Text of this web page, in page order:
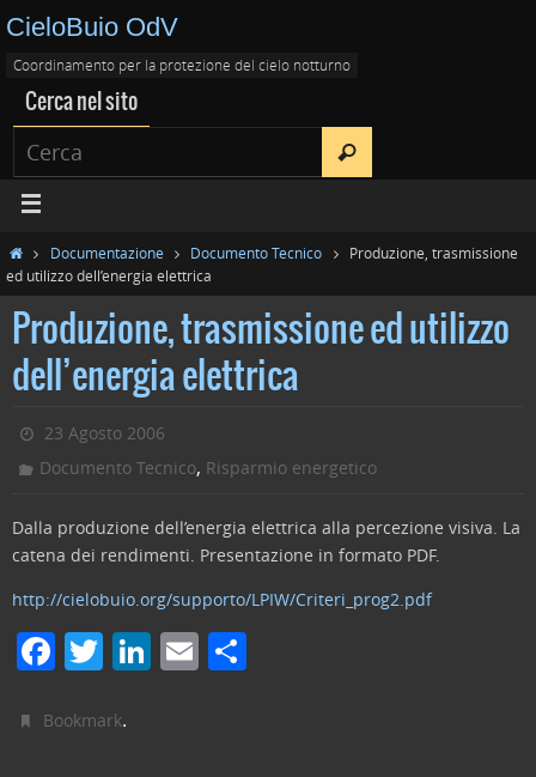
CieloBuio OdV
Coordinamento per la protezione del cielo notturno
Cerca nel sito
Documentazione Documento Tecnico
Produzione, trasmissione
ed utilizzo dell’energia elettrica
Produzione, trasmissione ed utilizzo
dell’energia elettrica
23 Agosto 2006
Documento Tecnico, Risparmio energetico
Dalla produzione dell’energia elettrica alla percezione visiva. La
catena dei rendimenti. Presentazione in formato PDF.
http://cielobuio.org/supporto/LPIW/Criteri_prog2.pdf
F
c
T
itt
Li E
Bookmark.